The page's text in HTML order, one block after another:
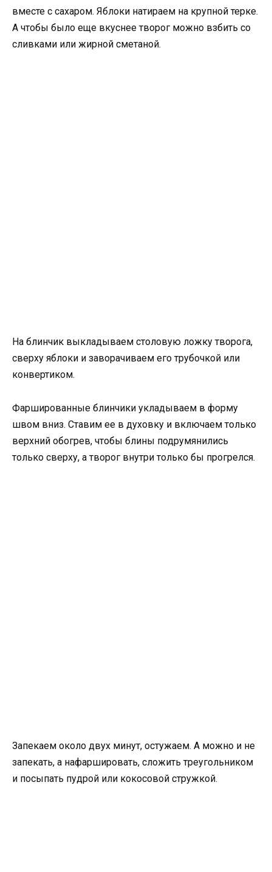
вместе с сахаром. Яблоки натираем на крупной терке.
А чтобы было еще вкуснее творог можно взбить со
сливками или жирной сметаной.
На блинчик выкладываем столовую ложку творога,
сверху яблоки и заворачиваем его трубочкой или
конвертиком.
Фаршированные блинчики укладываем в форму
швом вниз. Ставим ее в духовку и включаем только
верхний обогрев, чтобы блины подрумянились
только сверху, а творог внутри только бы прогрелся.
Запекаем около двух минут, остужаем. А можно и не
запекать, а нафаршировать, сложить треугольником
и посыпать пудрой или кокосовой стружкой.